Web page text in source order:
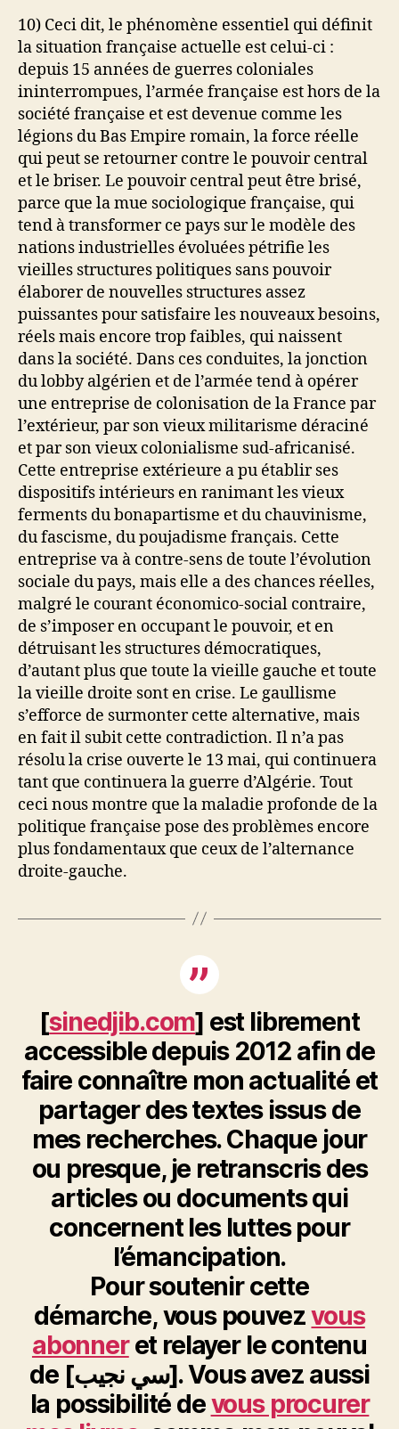
10) Ceci dit, le phénomène essentiel qui définit
la situation française actuelle est celui-ci :
depuis 15 années de guerres coloniales
ininterrompues, l’armée française est hors de la
société française et est devenue comme les
légions du Bas Empire romain, la force réelle
qui peut se retourner contre le pouvoir central
et le briser. Le pouvoir central peut être brisé,
parce que la mue sociologique française, qui
tend à transformer ce pays sur le modèle des
nations industrielles évoluées pétrifie les
vieilles structures politiques sans pouvoir
élaborer de nouvelles structures assez
puissantes pour satisfaire les nouveaux besoins,
réels mais encore trop faibles, qui naissent
dans la société. Dans ces conduites, la jonction
du lobby algérien et de l’armée tend à opérer
une entreprise de colonisation de la France par
l’extérieur, par son vieux militarisme déraciné
et par son vieux colonialisme sud-africanisé.
Cette entreprise extérieure a pu établir ses
dispositifs intérieurs en ranimant les vieux
ferments du bonapartisme et du chauvinisme,
du fascisme, du poujadisme français. Cette
entreprise va à contre-sens de toute l’évolution
sociale du pays, mais elle a des chances réelles,
malgré le courant économico-social contraire,
de s’imposer en occupant le pouvoir, et en
détruisant les structures démocratiques,
d’autant plus que toute la vieille gauche et toute
la vieille droite sont en crise. Le gaullisme
s’efforce de surmonter cette alternative, mais
en fait il subit cette contradiction. Il n’a pas
résolu la crise ouverte le 13 mai, qui continuera
tant que continuera la guerre d’Algérie. Tout
ceci nous montre que la maladie profonde de la
politique française pose des problèmes encore
plus fondamentaux que ceux de l’alternance
droite-gauche.
[sinedjib.com] est librement
accessible depuis 2012 afin de
faire connaître mon actualité et
partager des textes issus de
mes recherches. Chaque jour
ou presque, je retranscris des
articles ou documents qui
concernent les luttes pour
l’émancipation.
Pour soutenir cette
démarche, vous pouvezvous
abonneret relayer le contenu
de [سي نجيب]. Vous avez aussi
la possibilité devous procurer